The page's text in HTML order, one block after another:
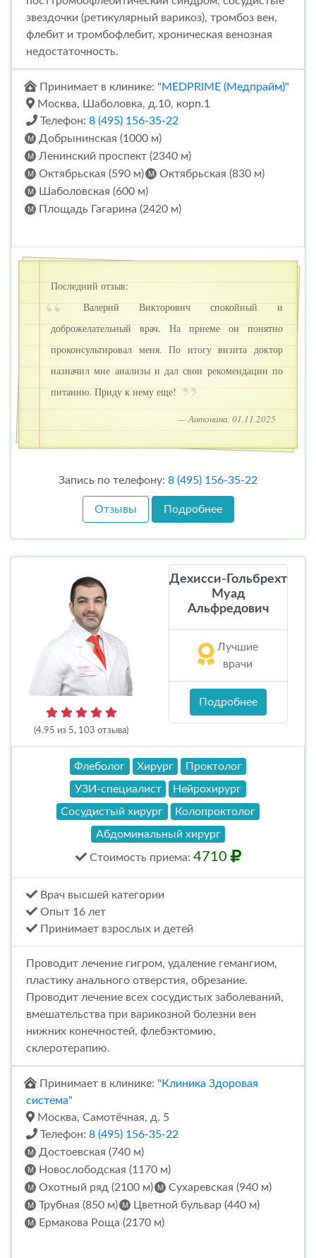
звездочки (ретикулярный варикоз), тромбоз вен,
флебит и тромбофлебит, хроническая венозная
недостаточность.
Принимает в клинике: "MEDPRIME (Медпрайм)"
Москва, Шаболовка, д.10, корп.1
Телефон: 8 (495) 156-35-22
Добрынинская (1000 м)
Ленинский проспект (2340 м)
Октябрьская (590 м)
Октябрьская (830 м)
Шаболовская (600 м)
Площадь Гагарина (2420 м)
Последний отзыв:
Валерий Викторович спокойный и
доброжелательный врач. На приеме он понятно
проконсультировал меня. По итогу визита доктор
назначил мне анализы и дал свои рекомендации по
питанию. Приду к нему еще!
— Антонина, 01.11.2025
Запись по телефону: 8 (495) 156-35-22
Отзывы Подробнее
(4.95 из 5, 103 отзыва)
Дехисси-Гольбрехт
Муад
Альфредович
Лучшие
врачи
Подробнее
Флеболог Хирург
Проктолог
УЗИ-специалист
Нейрохирург
Сосудистый хирург
Колопроктолог
Абдоминальный хирург
Стоимость приема: 4710
Врач высшей категории
Опыт 16 лет
Принимает взрослых и детей
Проводит лечение гигром, удаление гемангиом,
пластику анального отверстия, обрезание.
Проводит лечение всех сосудистых заболеваний,
вмешательства при варикозной болезни вен
нижних конечностей, флебэктомию,
склеротерапию.
Принимает в клинике: " Клиника Здоровая
система"
Москва, Самотёчная, д. 5
Телефон: 8 (495) 156-35-22
Достоевская (740 м)
Новослободская (1170 м)
Охотный ряд (2100 м)
Сухаревская (940 м)
Трубная (850 м)
Цветной бульвар (440 м)
Ермакова Роща (2170 м)